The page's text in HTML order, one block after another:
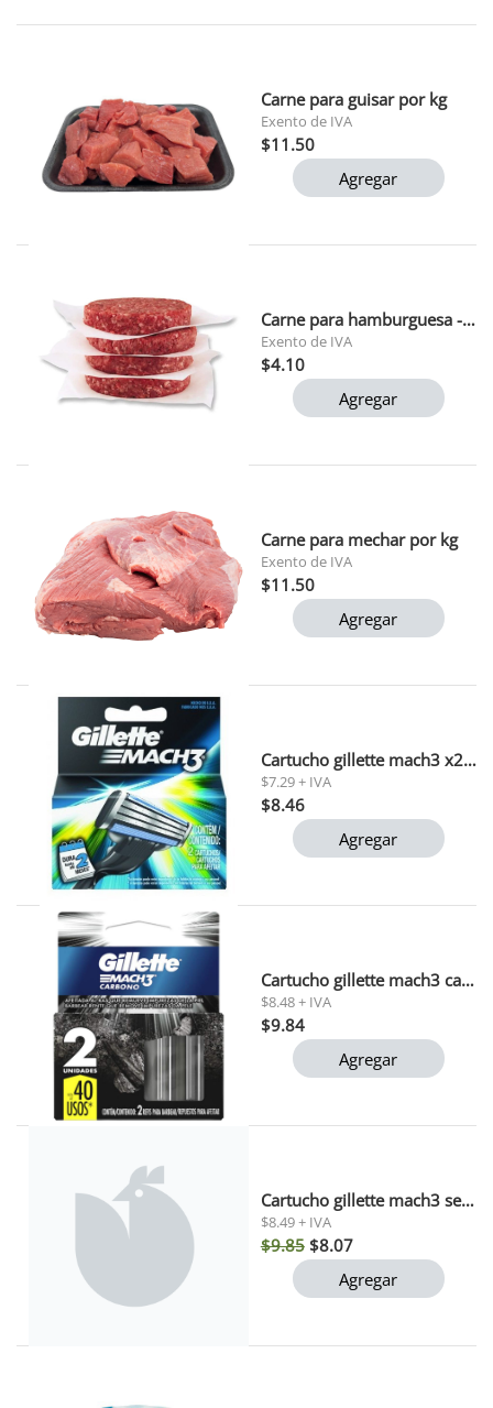
Carne para guisar por kg
Exento de IVA
$11.50
Agregar
Carne para hamburguesa - pollera
Exento de IVA
$4.10
Agregar
Carne para mechar por kg
Exento de IVA
$11.50
Agregar
Cartucho gillette mach3 x2 16g
$7.29 + IVA
$8.46
Agregar
Cartucho gillette mach3 carbono x2 uni 16g
$8.48 + IVA
$9.84
Agregar
Cartucho gillette mach3 sensitive x2 16g
$8.49 + IVA
$9.85$8.07
Agregar